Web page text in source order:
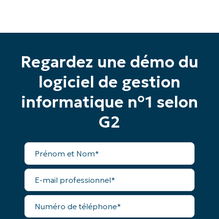
Regardez une démo du
logiciel de gestion
informatique n°1 selon
G2
Prénom
Nom*
E-
mail
professionnel*
Numéro
téléphone*
Commencez votre essai de 14 jours
Pas de carte de crédit requise, accès complet à
toutes les fonctionnalités.
Nom*
number*
Company